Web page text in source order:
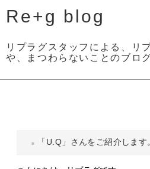
Re+g blog
リプラグスタッフによる、リ
や、まつわらないことのブログ
「U.Q」さんをご紹介します